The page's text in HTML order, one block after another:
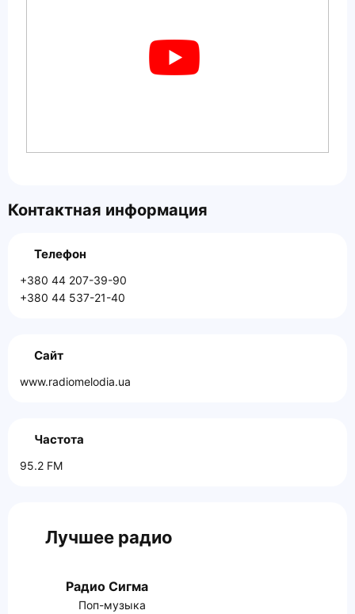
Контактная информация
Телефон
+380 44 207-39-90
+380 44 537-21-40
Сайт
www.radiomelodia.ua
Частота
95.2 FM
Лучшее радио
Радио Сигма
Поп-музыка